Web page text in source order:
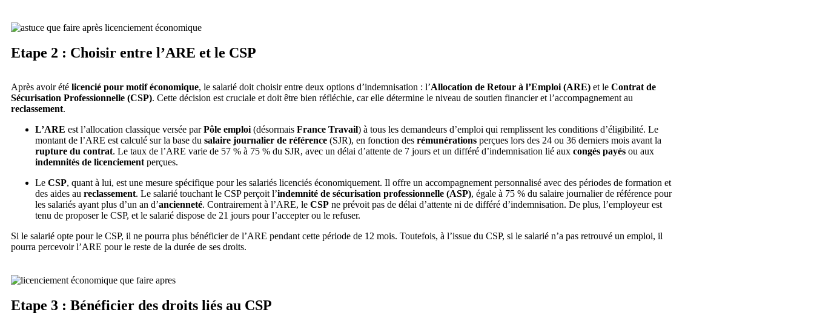
Etape 2 : Choisir entre l’ARE et le CSP
Après avoir été licencié pour motif économique, le salarié doit choisir entre deux options d’indemnisation : l’Allocation de Retour à l’Emploi (ARE) et le Contrat de
Sécurisation Professionnelle (CSP). Cette décision est cruciale et doit être bien réfléchie, car elle détermine le niveau de soutien financier et l’accompagnement au
reclassement.
L’ARE est l’allocation classique versée parPôle emploi (désormais France Travail) à tous les demandeurs d’emploi qui remplissent les conditions d’éligibilité. Le
montant de l’ARE est calculé sur la base du salaire journalier de référence (SJR), en fonction des rémunérations perçues lors des 24 ou 36 derniers mois avant la
rupture du contrat. Le taux de l’ARE varie de 57 % à 75 % du SJR, avec un délai d’attente de 7 jours et un différé d’indemnisation lié aux congés payés ou aux
indemnités de licenciement perçues.
Le CSP, quant à lui, est une mesure spécifique pour les salariés licenciés économiquement. Il offre un accompagnement personnalisé avec des périodes de formation et
des aides au reclassement. Le salarié touchant le CSP perçoit l’indemnité de sécurisation professionnelle (ASP), égale à 75 % du salaire journalier de référence pour
les salariés ayant plus d’un an d’ancienneté. Contrairement à l’ARE, le CSP ne prévoit pas de délai d’attente ni de différé d’indemnisation. De plus, l’employeur est
tenu de proposer le CSP, et le salarié dispose de 21 jours pour l’accepter ou le refuser.
Si le salarié opte pour le CSP, il ne pourra plus bénéficier de l’ARE pendant cette période de 12 mois. Toutefois, à l’issue du CSP, si le salarié n’a pas retrouvé un emploi, il
pourra percevoir l’ARE pour le reste de la durée de ses droits.
Etape 3 : Bénéficier des droits liés au CSP